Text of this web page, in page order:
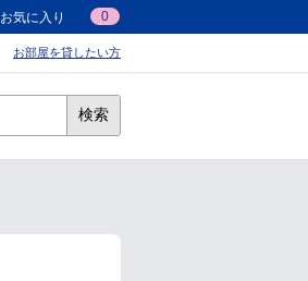
お気に入り 0
お部屋を貸したい方
検索